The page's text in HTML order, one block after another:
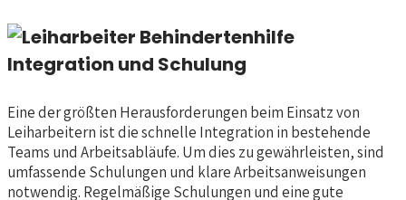
Integration und Schulung
Eine der größten Herausforderungen beim Einsatz von
Leiharbeitern ist die schnelle Integration in bestehende
Teams und Arbeitsabläufe. Um dies zu gewährleisten, sind
umfassende Schulungen und klare Arbeitsanweisungen
notwendig. Regelmäßige Schulungen und eine gute